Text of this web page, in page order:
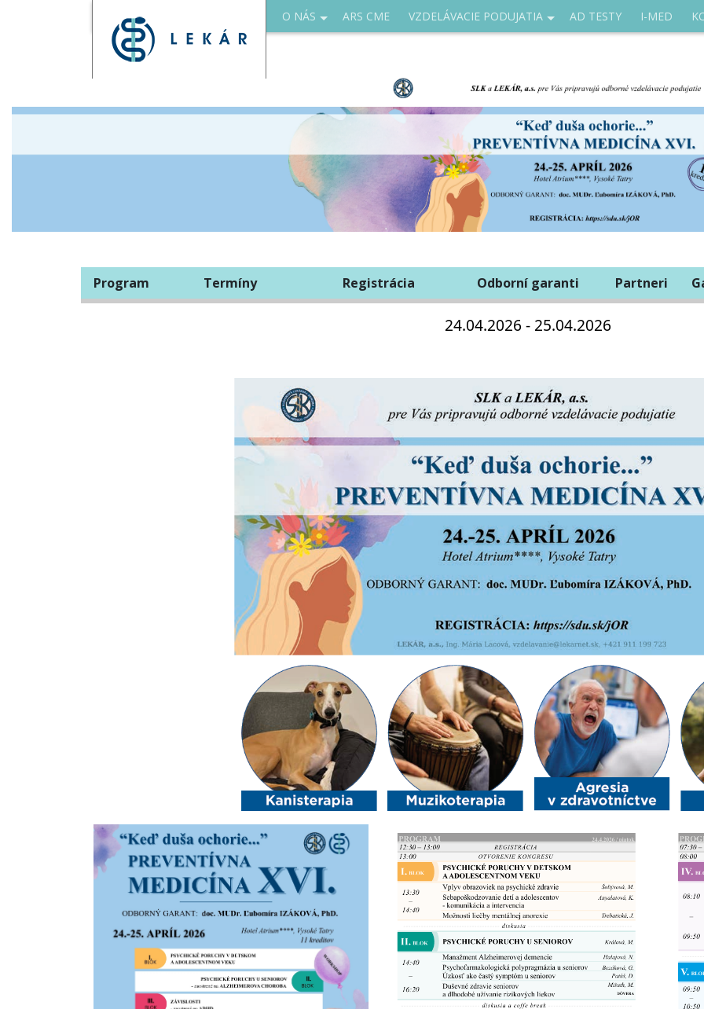
O NÁS ARS CME VZDELÁVACIE PODUJATIA AD TESTY I-MED
Program Termíny Registrácia Odborní garanti Partneri
24.04.2026 - 25.04.2026